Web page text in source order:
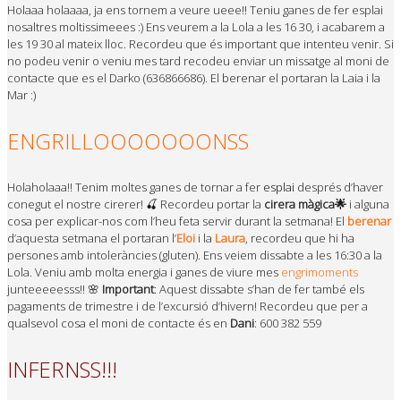
Holaaa holaaaa, ja ens tornem a veure ueee!! Teniu ganes de fer esplai
nosaltres moltissimeees :) Ens veurem a la Lola a les 16 30, i acabarem a
les 19 30 al mateix lloc. Recordeu que és important que intenteu venir. Si
no podeu venir o veniu mes tard recodeu enviar un missatge al moni de
contacte que es el Darko (636866686). El berenar el portaran la Laia i la
Mar :)
ENGRILLOOOOOOONSS
Holaholaaa!! Tenim moltes ganes de tornar a fer esplai després d’haver
conegut el nostre cirerer! 🍒 Recordeu portar la cirera màgica🌟 i alguna
cosa per explicar-nos com l’heu feta servir durant la setmana! El berenar
d’aquesta setmana el portaran l’Eloi i la Laura, recordeu que hi ha
persones amb intoleràncies (gluten). Ens veiem dissabte a les 16:30 a la
Lola. Veniu amb molta energia i ganes de viure mes engrimoments
junteeeeesss!! 🌸 Important: Aquest dissabte s’han de fer també els
pagaments de trimestre i de l’excursió d’hivern! Recordeu que per a
qualsevol cosa el moni de contacte és en Dani: 600 382 559
INFERNSS!!!